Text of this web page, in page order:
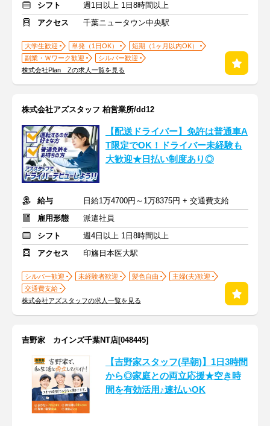
シフト
週1日以上 1日8時間以上
アクセス
千葉ニュータウン中央駅
大学生歓迎 単発（1日OK）
短期（1ヶ月以内OK）
副業・Ｗワーク歓迎
シルバー歓迎
株式会社Plan Zの求人一覧を見る
株式会社アズスタッフ 柏営業所/dd12
【配送ドライバー】免許は普通車A
T限定でOK！ドライバー未経験も
大歓迎★日払い制度あり◎
給与
日給1万4700円～1万8375円 + 交通費支給
雇用形態
派遣社員
シフト
週4日以上 1日8時間以上
アクセス
印旛日本医大駅
シルバー歓迎 未経験者歓迎 髪色自由
主婦(夫)歓迎
交通費支給
株式会社アズスタッフの求人一覧を見る
吉野家 カインズ千葉NT店[048445]
【吉野家スタッフ(早朝)】1日3時間
から◎家庭との両立応援★空き時
間を有効活用♪速払いOK